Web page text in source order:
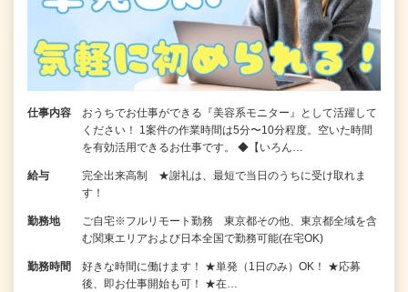
仕事内容
おうちでお仕事ができる『美容系モニター』として活躍して
ください！ 1案件の作業時間は5分〜10分程度。空いた時間
を有効活用できるお仕事です。 ◆【いろん…
給与
完全出来高制 ★謝礼は、最短で当日のうちに受け取れま
す！
勤務地
ご自宅※フルリモート勤務 東京都その他、東京都全域を含
む関東エリアおよび日本全国で勤務可能(在宅OK)
勤務時間
好きな時間に働けます！ ★単発（1日のみ）OK！ ★応募
後、即お仕事開始も可！ ★在…